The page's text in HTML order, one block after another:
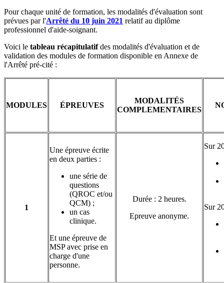
Pour chaque unité de formation, les modalités d'évaluation sont
prévues par l'Arrêté du 10 juin 2021 relatif au diplôme
professionnel d'aide-soignant.
Voici le tableau récapitulatifdes modalités d'évaluation et de
validation des modules de formation disponible en Annexe de
l'Arrêté pré-cité :
MODULES ÉPREUVES
MODALITÉS
COMPLEMENTAIRES
1
Une épreuve écrite
en deux parties :
une série de
questions
(QROC et/ou
QCM) ;
un cas
clinique.
Et une épreuve de
MSP avec prise en
charge d'une
personne.
Durée : 2 heures.
Epreuve anonyme.
Sur
Sur